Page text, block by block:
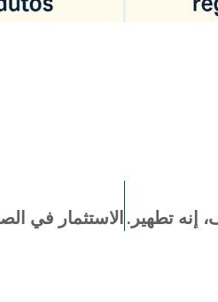
إنه تطهير.